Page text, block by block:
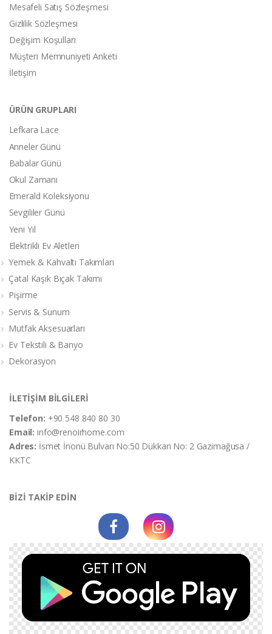
Mesafeli Satış Sözleşmesi
Gizlilik Sözleşmesi
Değişim Koşulları
Müşteri Memnuniyeti Anketi
İletişim
ÜRÜN GRUPLARI
Lefkara Lace
Anneler Günü
Babalar Günü
Okul Zamanı
Emerald Koleksiyonu
Sevgililer Günü
Yeni Yıl
Elektrikli Ev Aletleri
Yemek & Kahvaltı Takımları
Çatal Kaşık Bıçak Takımı
Pişirme
Servis & Sunum
Mutfak Aksesuarları
Ev Tekstili & Banyo
Dekorasyon
İLETİŞİM BİLGİLERİ
Telefon: +90 548 840 80 30
Email:info@renoirhome.com
Adres: İsmet İnonü Bulvarı No:50 Dükkan No: 2 Gazimağusa /
KKTC
BİZİ TAKİP EDİN